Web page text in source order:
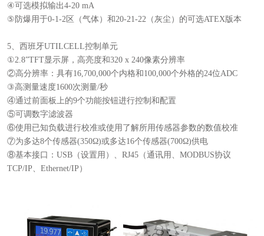
④可选模拟输出4-20 mA
⑤防爆用于0-1-2区（气体）和20-21-22（灰尘）的可选ATEX版本
5、西班牙UTILCELL控制单元
①2.8”TFT显示屏，高亮度和320 x 240像素分辨率
②高分辨率：具有16,700,000个内格和100,000个外格的24位ADC
③高测量速度1600次测量/秒
④通过前面板上的9个功能按钮进行控制和配置
⑤可调数字滤波器
⑥使用已知负载进行校准或使用了解所用传感器参数的数值校准
⑦为多达8个传感器(350Ω)或多达16个传感器(700Ω)供电
⑧基本接口：USB（设置用）、RJ45（通讯用、MODBUS协议
TCP/IP、Ethernet/IP）